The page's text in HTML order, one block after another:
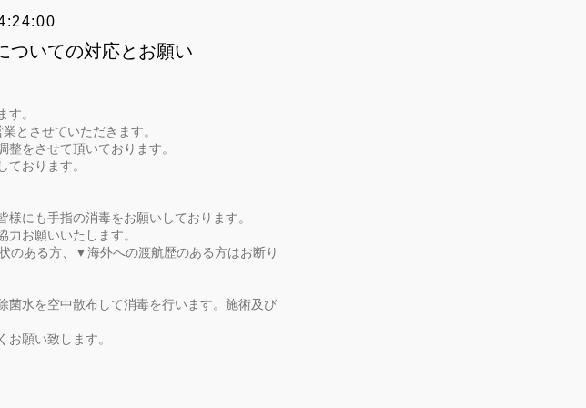
ついての対応とお願い
。
とさせていただきます。
をさせて頂いております。
おります。
にも手指の消毒をお願いしております。
お願いいたします。
のある方、▼海外への渡航歴のある方はお断り
菌水を空中散布して消毒を行います。施術及び
願い致します。